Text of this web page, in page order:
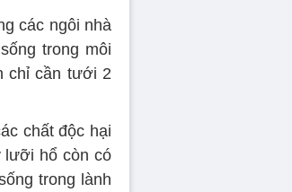
các ngôi nhà
trong môi
chỉ cần tưới 2
chất độc hại
lưỡi hổ còn có
trong lành